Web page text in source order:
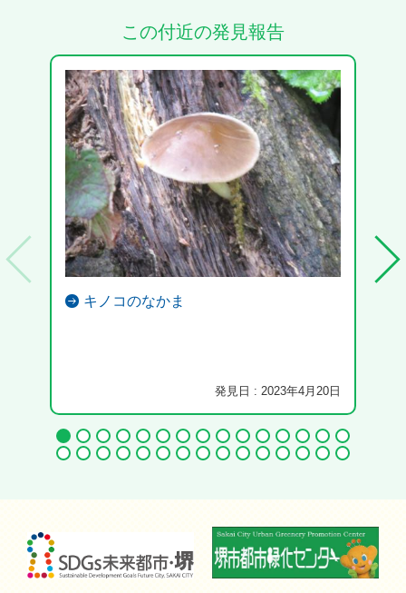
この付近の発見報告
キノコのなかま
発見日 : 2023年4月20日